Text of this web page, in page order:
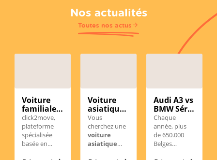
Nos actualités
Toutes nos actus
Voiture
familiale
d’occasion
en
Wallonie :
comment
click2move,
plateforme
spécialisée
basée en
Voiture
asiatique
d'occasion
en
Belgique :
notre
Vous
cherchez une
voiture
asiatique
Audi A3 vs
BMW Série
1
d'occasion
en
Belgique :
Chaque
année, plus
de 650.000
Belges